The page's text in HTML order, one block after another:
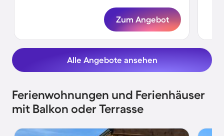
Zum Angebot
Alle Angebote ansehen
Ferienwohnungen und Ferienhäuser
mit Balkon oder Terrasse